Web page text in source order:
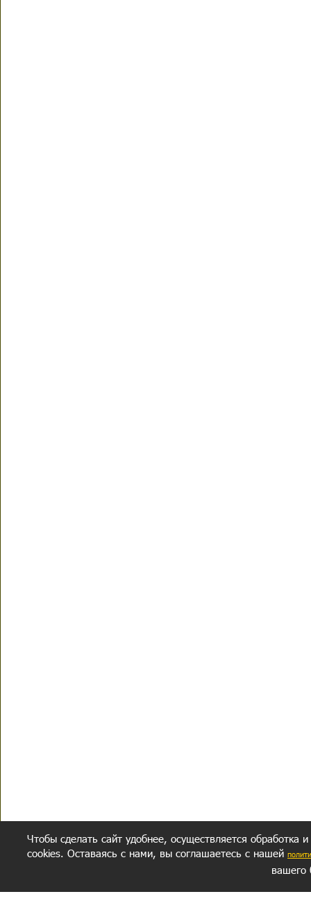
Чтобы сделать сайт удобнее, осуществляется обработка
cookies. Оставаясь с нами, вы соглашаетесь с нашей
вашего